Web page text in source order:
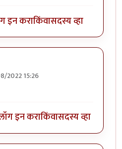
इन कराकिंवासदस्य व्हा
2022 15:26
इन कराकिंवासदस्य व्हा